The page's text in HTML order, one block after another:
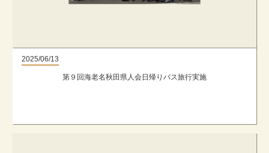
2025/06/13
第９回海老名秋田県人会日帰りバス旅行実施